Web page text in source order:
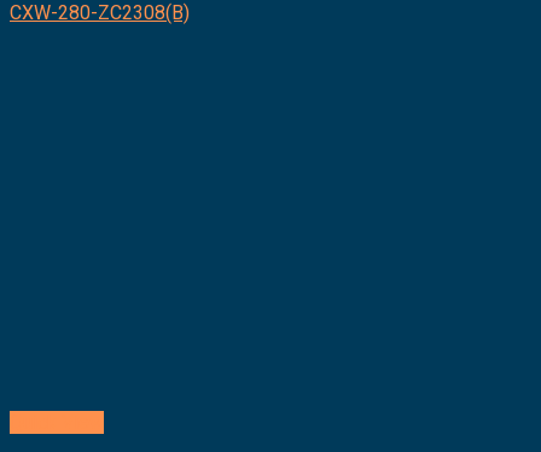
CXW-280-ZC2308(B)